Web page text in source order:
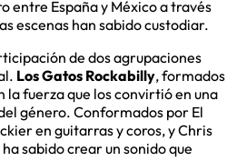
entre España y México a través
escenas han sabido custodiar.
de dos agrupaciones
Los Gatos Rockabilly, formados
fuerza que los convirtió en una
género. Conformados por El
en guitarras y coros, y Chris
sabido crear un sonido que